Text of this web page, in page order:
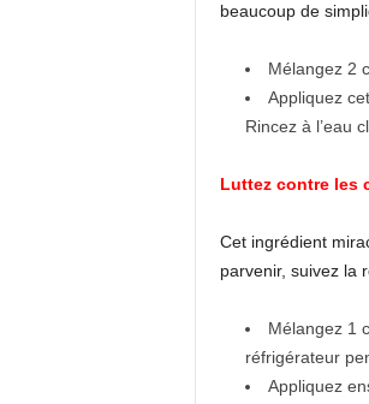
beaucoup de
Mélangez 2
Appliquez
Rincez à l’eau
Luttez contre les
Cet ingrédient
parvenir, suivez la
Mélangez 1
réfrigérateur
Appliquez